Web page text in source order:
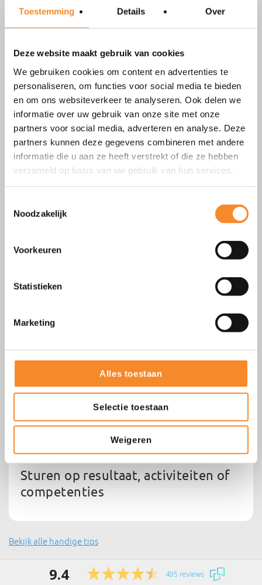
Toestemming Details Over
Deze website maakt gebruik van cookies
We gebruiken cookies om content en advertenties te
personaliseren, om functies voor social media te bieden
en om ons websiteverkeer te analyseren. Ook delen we
informatie over uw gebruik van onze site met onze
partners voor social media, adverteren en analyse. Deze
partners kunnen deze gegevens combineren met andere
informatie die u aan ze heeft verstrekt of die ze hebben
verzameld op basis van uw gebruik van hun services.
Noodzakelijk
Voorkeuren
Statistieken
Marketing
Alles toestaan
Selectie toestaan
Weigeren
Bekijk alle handige tips
De zomer check-in
Sturen op resultaat, activiteiten of
competenties
9.4 495 reviews